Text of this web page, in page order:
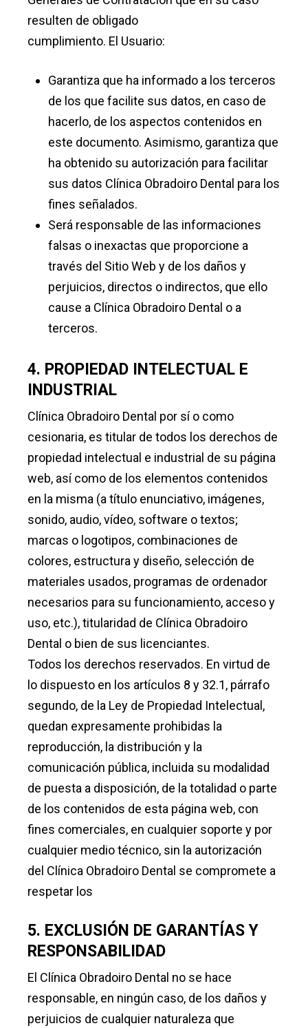
resulten de obligado
cumplimiento. El Usuario:
Garantiza que ha informado a los terceros
de los que facilite sus datos, en caso de
hacerlo, de los aspectos contenidos en
este documento. Asimismo, garantiza que
ha obtenido su autorización para facilitar
sus datos Clínica Obradoiro Dental para los
fines señalados.
Será responsable de las informaciones
falsas o inexactas que proporcione a
través del Sitio Web y de los daños y
perjuicios, directos o indirectos, que ello
cause a Clínica Obradoiro Dental o a
terceros.
4. PROPIEDAD INTELECTUAL E
INDUSTRIAL
Clínica Obradoiro Dental por sí o como
cesionaria, es titular de todos los derechos de
propiedad intelectual e industrial de su página
web, así como de los elementos contenidos
en la misma (a título enunciativo, imágenes,
sonido, audio, vídeo, software o textos;
marcas o logotipos, combinaciones de
colores, estructura y diseño, selección de
materiales usados, programas de ordenador
necesarios para su funcionamiento, acceso y
uso, etc.), titularidad de Clínica Obradoiro
Dental o bien de sus licenciantes.
Todos los derechos reservados. En virtud de
lo dispuesto en los artículos 8 y 32.1, párrafo
segundo, de la Ley de Propiedad Intelectual,
quedan expresamente prohibidas la
reproducción, la distribución y la
comunicación pública, incluida su modalidad
de puesta a disposición, de la totalidad o parte
de los contenidos de esta página web, con
fines comerciales, en cualquier soporte y por
cualquier medio técnico, sin la autorización
del Clínica Obradoiro Dental se compromete a
respetar los
5. EXCLUSIÓN DE GARANTÍAS Y
RESPONSABILIDAD
El Clínica Obradoiro Dental no se hace
responsable, en ningún caso, de los daños y
perjuicios de cualquier naturaleza que